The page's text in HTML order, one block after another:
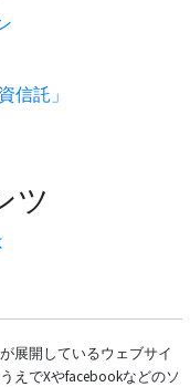
信託」
ツ
展開しているウェブサイ
えでXやfacebookなどのソ